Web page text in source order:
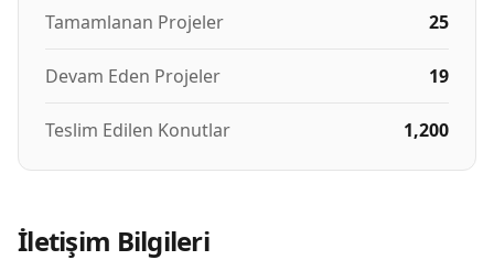
Tamamlanan Projeler 25
Devam Eden Projeler 19
Teslim Edilen Konutlar 1,200
İletişim Bilgileri